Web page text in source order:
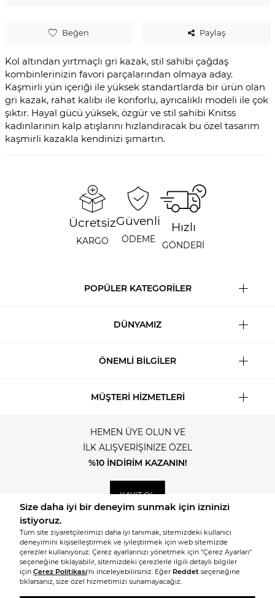
Beğen Paylaş
Kol altından yırtmaçlı gri kazak, stil sahibi çağdaş
kombinlerinizin favori parçalarından olmaya aday.
Kaşmirli yün içeriği ile yüksek standartlarda bir ürün olan
gri kazak, rahat kalıbı ile konforlu, ayrıcalıklı modeli ile çok
şıktır. Hayal gücü yüksek, özgür ve stil sahibi Knitss
kadınlarının kalp atışlarını hızlandıracak bu özel tasarım
kaşmirli kazakla kendinizi şımartın.
Ücretsiz
KARGO
Güvenli
ÖDEME
Hızlı
GÖNDERİ
POPÜLER KATEGORİLER
DÜNYAMIZ
ÖNEMLİ BİLGİLER
MÜŞTERİ HİZMETLERİ
HEMEN ÜYE OLUN VE
İLK ALIŞVERİŞİNİZE ÖZEL
%10 İNDİRİM KAZANIN!
KAYIT OL